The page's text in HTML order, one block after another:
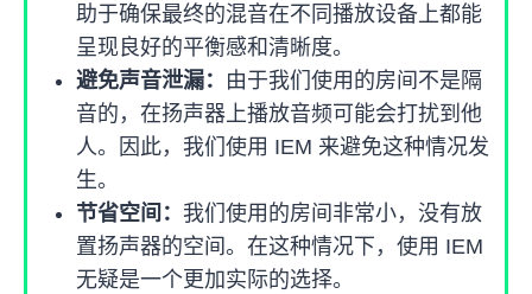
助于确保最终的混音在不同播放设备上都能
呈现良好的平衡感和清晰度。
避免声音泄漏： 由于我们使用的房间不是隔
音的，在扬声器上播放音频可能会打扰到他
人。因此，我们使用 IEM 来避免这种情况发
生。
节省空间： 我们使用的房间非常小，没有放
置扬声器的空间。在这种情况下，使用 IEM
无疑是一个更加实际的选择。